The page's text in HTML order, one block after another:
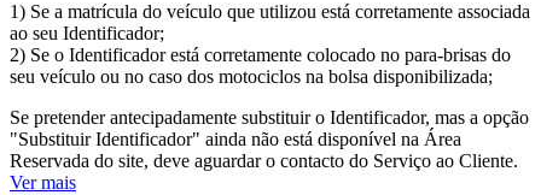
1) Se a matrícula do veículo que utilizou está corretamente associada
ao seu Identificador;
2) Se o Identificador está corretamente colocado no para-brisas do
seu veículo ou no caso dos motociclos na bolsa disponibilizada;
Se pretender antecipadamente substituir o Identificador, mas a opção
"Substituir Identificador" ainda não está disponível na Área
Reservada do site, deve aguardar o contacto do Serviço ao Cliente.
Ver mais